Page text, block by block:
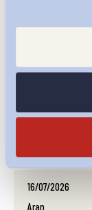
selettivi
16/07/2026
Aran